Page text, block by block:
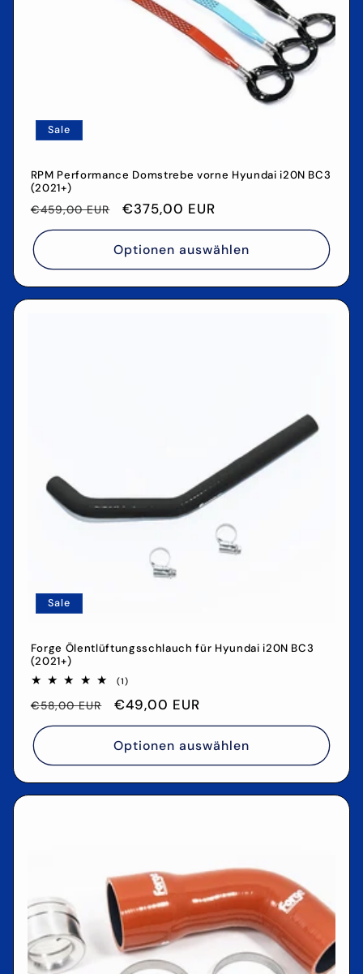
Sale
RPM Performance Domstrebe vorne Hyundai i20N BC3
(2021+)
Normaler
Preis
€459,00 EUR Verkaufspreis
€375,00 EUR
Optionen auswählen
Sale
Forge Ölentlüftungsschlauch für Hyundai i20N BC3
(2021+)
(1)1
insgesamt
Normaler
Preis
€58,00 EUR Verkaufspreis
€49,00 EUR
Optionen auswählen